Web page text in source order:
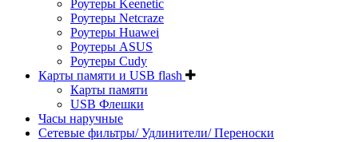
Роутеры Keenetic
Роутеры Netcraze
Роутеры Huawei
Роутеры ASUS
Роутеры Cudy
Карты памяти и USB flash
Карты памяти
USB Флешки
Часы наручные
Сетевые фильтры/ Удлинители/ Переноски